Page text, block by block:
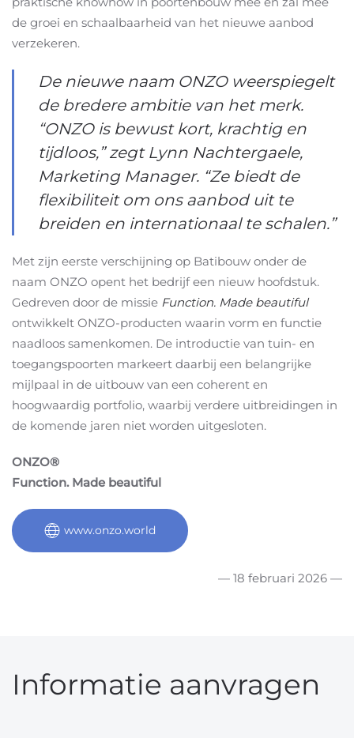
de groei en schaalbaarheid van het nieuwe aanbod
verzekeren.
De nieuwe naam ONZO weerspiegelt
de bredere ambitie van het merk.
“ONZO is bewust kort, krachtig en
tijdloos,” zegt Lynn Nachtergaele,
Marketing Manager. “Ze biedt de
flexibiliteit om ons aanbod uit te
breiden en internationaal te schalen.”
Met zijn eerste verschijning op Batibouw onder de
naam ONZO opent het bedrijf een nieuw hoofdstuk.
Gedreven door de missie Function. Made beautiful
ontwikkelt ONZO-producten waarin vorm en functie
naadloos samenkomen. De introductie van tuin- en
toegangspoorten markeert daarbij een belangrijke
mijlpaal in de uitbouw van een coherent en
hoogwaardig portfolio, waarbij verdere uitbreidingen in
de komende jaren niet worden uitgesloten.
ONZO®
Function. Made beautiful
www.onzo.world
— 18 februari 2026 —
Informatie aanvragen